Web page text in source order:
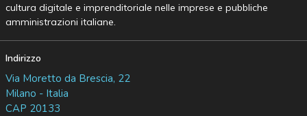
cultura digitale e imprenditoriale nelle imprese e pubbliche
amministrazioni italiane.
Indirizzo
Via Moretto da Brescia, 22
Milano - Italia
CAP 20133